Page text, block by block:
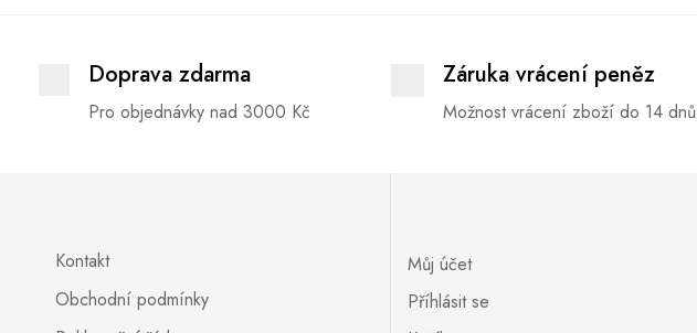
Doprava zdarma
Pro objednávky nad 3000 Kč
Záruka vrácení peněz
Možnost vrácení zboží do 14 dnů
Kontakt
Obchodní podmínky
Můj účet
Příhlásit se